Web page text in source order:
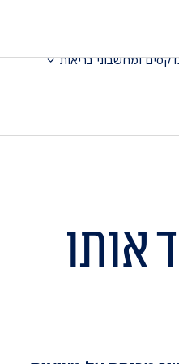
ומחשבוני בריאות
אותו